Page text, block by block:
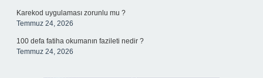
Karekod uygulaması zorunlu mu ?
Temmuz 24, 2026
100 defa fatiha okumanın fazileti nedir ?
Temmuz 24, 2026